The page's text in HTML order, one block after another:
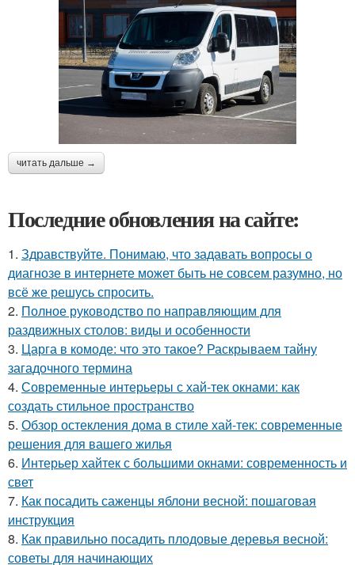
читать дальше →
Последние обновления на сайте:
1. Здравствуйте. Понимаю, что задавать вопросы о
диагнозе в интернете может быть не совсем разумно, но
всё же решусь спросить.
2. Полное руководство по направляющим для
раздвижных столов: виды и особенности
3. Царга в комоде: что это такое? Раскрываем тайну
загадочного термина
4. Современные интерьеры с хай-тек окнами: как
создать стильное пространство
5. Обзор остекления дома в стиле хай-тек: современные
решения для вашего жилья
6. Интерьер хайтек с большими окнами: современность и
свет
7. Как посадить саженцы яблони весной: пошаговая
инструкция
8. Как правильно посадить плодовые деревья весной:
советы для начинающих